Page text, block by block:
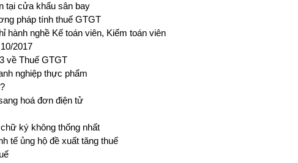
tại cửa khẩu sân bay
pháp tính thuế GTGT
hành nghề Kế toán viên, Kiểm toán viên
2017
về Thuế GTGT
nghiệp thực phẩm
hoá đơn điện tử
ký không thống nhất
tế ủng hộ đề xuất tăng thuế